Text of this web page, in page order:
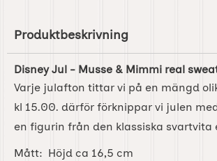
Produktbeskrivning
Disney Jul - Musse & Mimmi real
Varje julafton tittar vi på en mängd
kl 15.00. därför förknippar vi julen
en figurin från den klassiska svartvita
Mått: Höjd ca 16,5 cm